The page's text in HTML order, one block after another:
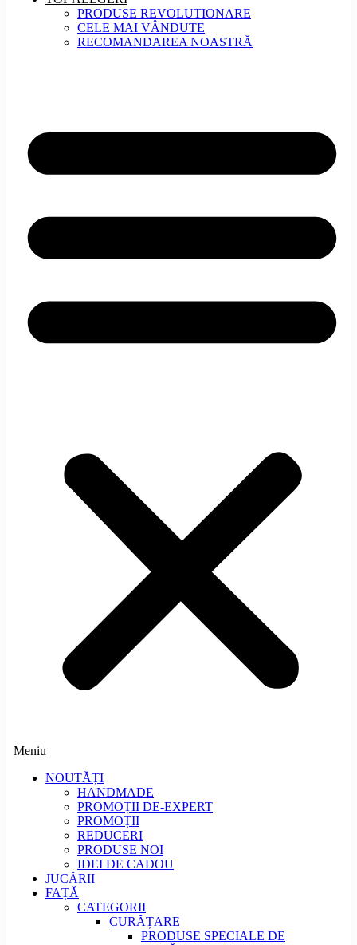
PRODUSE REVOLUTIONARE
CELE MAI VÂNDUTE
RECOMANDAREA NOASTRĂ
Meniu
NOUTĂȚI
HANDMADE
PROMOȚII DE-EXPERT
PROMOȚII
REDUCERI
PRODUSE NOI
IDEI DE CADOU
JUCĂRII
FAȚĂ
CATEGORII
CURĂȚARE
PRODUSE SPECIALE DE